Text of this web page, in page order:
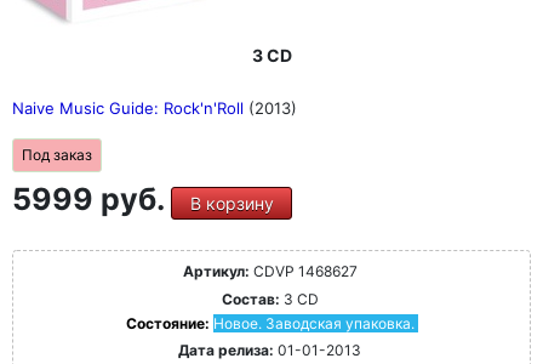
3 CD
Naive Music Guide: Rock'n'Roll (2013)
Под заказ
5999 руб. В корзину
Артикул: CDVP 1468627
Состав: 3 CD
Состояние: Новое. Заводская упаковка.
Дата релиза: 01-01-2013